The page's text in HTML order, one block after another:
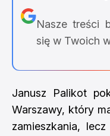
Nasze treści
się w Twoich
Janusz Palikot
Warszawy, który
zamieszkania,